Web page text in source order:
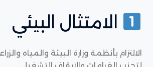
الامتثال البيئي
الالتزام بأنظمة وزارة البيئة والمياه
لتجنب الغرامات والإيقاف التشغيلي.